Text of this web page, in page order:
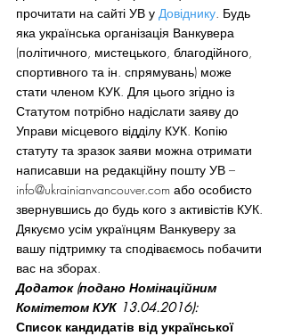
прочитати на сайті УВ у Довіднику . Будь
яка українська організація Ванкувера
(політичного, мистецького, благодійного,
спортивного та ін. спрямувань) може
стати членом КУК. Для цього згідно із
Статутом потрібно надіслати заяву до
Управи місцевого відділу КУК. Копію
статуту та зразок заяви можна отримати
написавши на редакційну пошту УВ –
info@ukrainianvancouver.com або особисто
звернувшись до будь кого з активістів КУК.
Дякуємо усім українцям Ванкуверу за
вашу підтримку та сподіваємось побачити
вас на зборах.
Додаток (подано Номінаційним
Комітетом КУК 13.04.2016):
Список кандидатів від української